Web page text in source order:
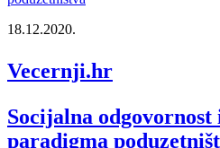
18.12.2020.
Vecernji.hr
Socijalna
paradigma